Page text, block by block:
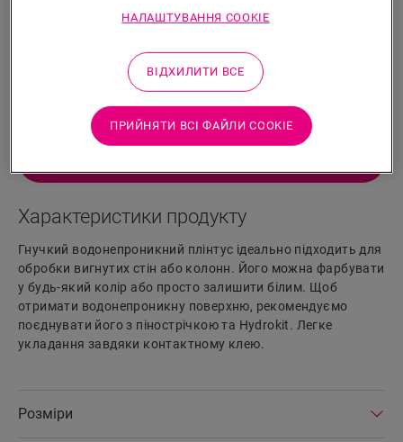
UAH/м
Характеристики продукту
Гнучкий водонепроникний плінтус ідеально підходить для
обробки вигнутих стін або колонн. Його можна фарбувати
у будь-який колір або просто залишити білим. Щоб
отримати водонепроникну поверхню, рекомендуємо
поєднувати його з пінострічкою та Hydrokit. Легке
укладання завдяки контактному клею.
Розміри
НАЛАШТУВАННЯ COOKIE
ВІДХИЛИТИ ВСЕ
ПРИЙНЯТИ ВСІ ФАЙЛИ СOOKIE